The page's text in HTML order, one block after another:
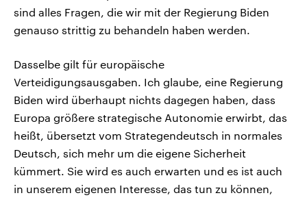
sind alles Fragen, die wir mit der Regierung Biden
genauso strittig zu behandeln haben werden.
Dasselbe gilt für europäische
Verteidigungsausgaben. Ich glaube, eine Regierung
Biden wird überhaupt nichts dagegen haben, dass
Europa größere strategische Autonomie erwirbt, das
heißt, übersetzt vom Strategendeutsch in normales
Deutsch, sich mehr um die eigene Sicherheit
kümmert. Sie wird es auch erwarten und es ist auch
in unserem eigenen Interesse, das tun zu können,